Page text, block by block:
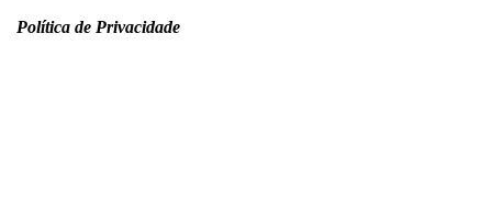
Política de Privacidade